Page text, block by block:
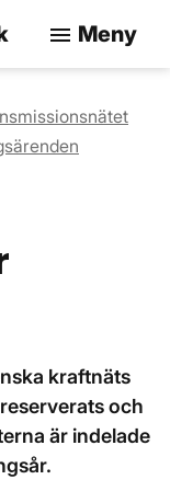
menu Meny
kraftnäts
och
är indelade